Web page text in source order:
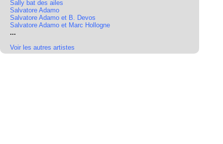
Sally bat des ailes
Salvatore Adamo
Salvatore Adamo et B. Devos
Salvatore Adamo et Marc Hollogne
...
Voir les autres artistes